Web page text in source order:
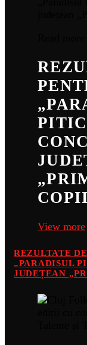
View more
REZULTATE
„PARADISUL
JUDEȚEAN